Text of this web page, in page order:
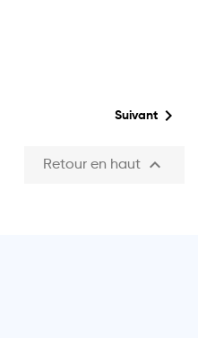
Suivant 
Retour en haut 